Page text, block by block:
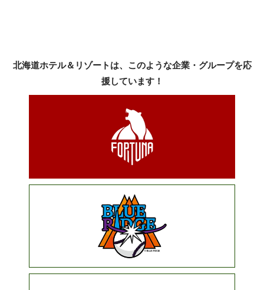
北海道ホテル＆リゾートは、このような企業・グループを応
援しています！